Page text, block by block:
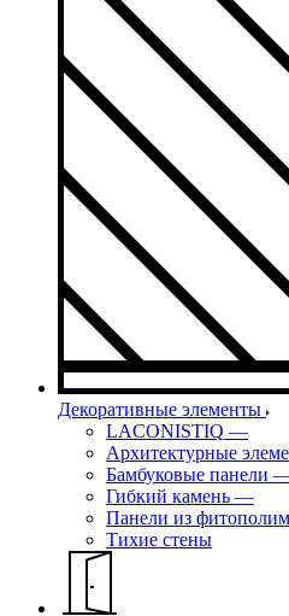
Декоративные элементы
LACONISTIQ —
Архитектурные
Бамбуковые панели
Гибкий камень —
Панели из
Тихие стены